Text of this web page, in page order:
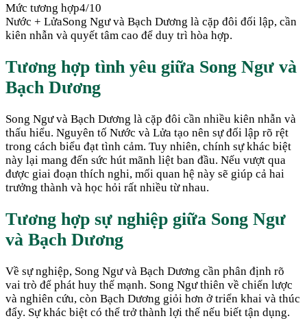
Mức tương hợp4/10
Nước + LửaSong Ngư và Bạch Dương là cặp đôi đối lập, cần
kiên nhẫn và quyết tâm cao để duy trì hòa hợp.
Tương hợp tình yêu giữa Song Ngư và
Bạch Dương
Song Ngư và Bạch Dương là cặp đôi cần nhiều kiên nhẫn và
thấu hiểu. Nguyên tố Nước và Lửa tạo nên sự đối lập rõ rệt
trong cách biểu đạt tình cảm. Tuy nhiên, chính sự khác biệt
này lại mang đến sức hút mãnh liệt ban đầu. Nếu vượt qua
được giai đoạn thích nghi, mối quan hệ này sẽ giúp cả hai
trưởng thành và học hỏi rất nhiều từ nhau.
Tương hợp sự nghiệp giữa Song Ngư
và Bạch Dương
Về sự nghiệp, Song Ngư và Bạch Dương cần phân định rõ
vai trò để phát huy thế mạnh. Song Ngư thiên về chiến lược
và nghiên cứu, còn Bạch Dương giỏi hơn ở triển khai và thúc
đẩy. Sự khác biệt có thể trở thành lợi thế nếu biết tận dụng.